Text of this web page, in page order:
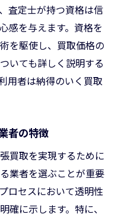
ための取り組み
チェックポイント
軟性のあるサービ
う企業方針
ーサービス
の大阪市福島区の
取戦略
者の選び方
する方法
査定士が持つ資格は信
感を与えます。資格を
を駆使し、買取価格の
いても詳しく説明する
用者は納得のいく買取
者の特徴
買取を実現するために
業者を選ぶことが重要
ロセスにおいて透明性
確に示します。特に、